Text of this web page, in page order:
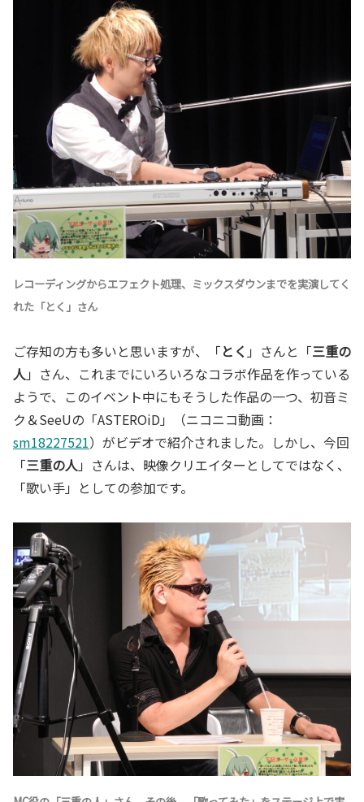
レコーディングからエフェクト処理、ミックスダウンまでを実演してく
れた「とく 」さん
ご存知の方も多いと思いますが、「とく 」さんと「三重の
人」さん、これまでにいろいろなコラボ作品を作っている
ようで、このイベント中にもそうした作品の一つ、初音ミ
ク＆SeeUの「ASTEROiD」（ニコニコ動画：
sm18227521）がビデオで紹介されました。しかし、今回
「三重の人」さんは、映像クリエイターとしてではなく、
「歌い手」としての参加です。